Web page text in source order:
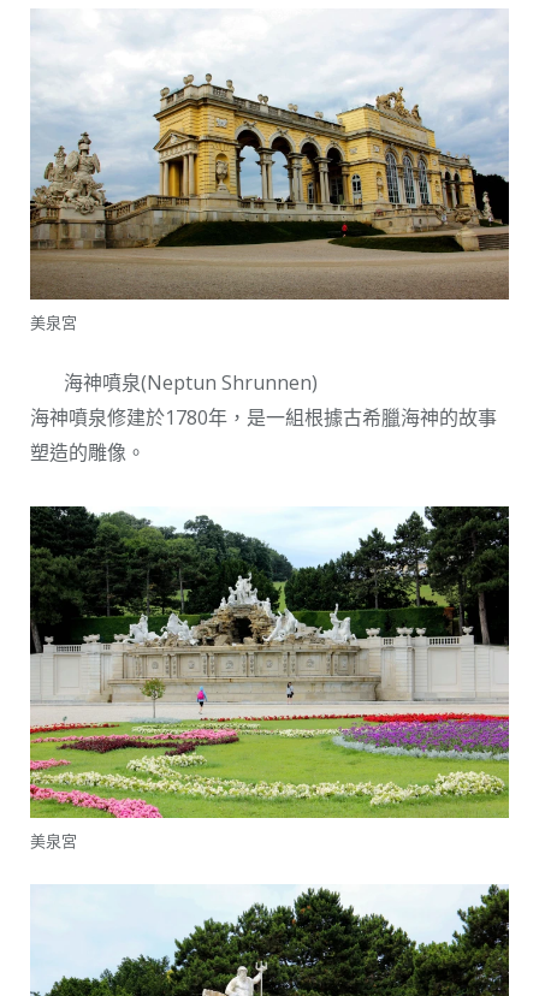
美泉宮
海神噴泉(Neptun Shrunnen)
海神噴泉修建於1780年，是一組根據古希臘海神的故事
塑造的雕像。
美泉宮